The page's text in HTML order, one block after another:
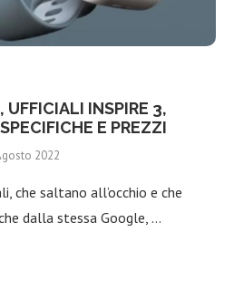
INSPIRE 3,
E PREZZI
2022
che saltano all’occhio e che
dalla stessa Google, …